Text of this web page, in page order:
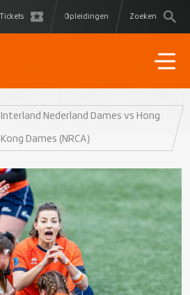
Tickets Opleidingen Zoeken
Interland Nederland Dames vs Hong
Kong Dames (NRCA)